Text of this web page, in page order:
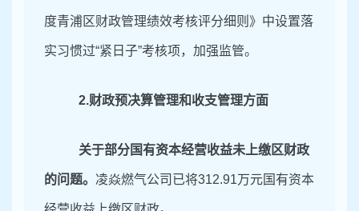
度青浦区财政管理绩效考核评分细则》中设置落
实习惯过“紧日子”考核项，加强监管。
2.财政预决算管理和收支管理方面
关于部分国有资本经营收益未上缴区财政
的问题。 凌焱燃气公司已将312.91万元国有资本